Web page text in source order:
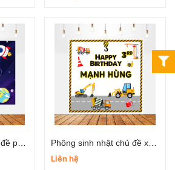
Phông sinh nhật chủ đề xe cần cẩu
Liên hệ